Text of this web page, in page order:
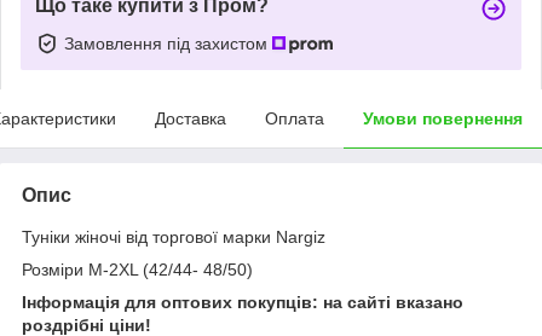
Що таке купити з Пром?
Замовлення під захистом
Доставка Оплата Умови повернення
Опис
Туніки жіночі від торгової марки Nargiz
Розміри M-2XL (42/44- 48/50)
Інформація для оптових покупців: на сайті вказано
роздрібні ціни!